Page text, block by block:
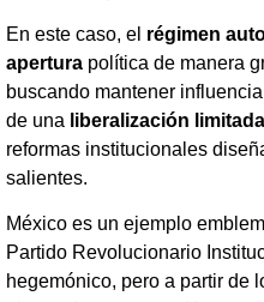
En este caso, el régimen
apertura política de manera
buscando mantener
de una liberalización limitada
reformas institucionales
salientes.
México es un ejemplo
Partido Revolucionario
hegemónico, pero a partir de